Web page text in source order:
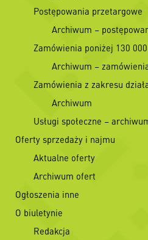
Postępowania przetargowe
Archiwum –
Zamówienia poniżej 130 000
Archiwum –
Zamówienia z zakresu
Archiwum
Usługi społeczne –
Oferty sprzedaży i najmu
Aktualne oferty
Archiwum ofert
Ogłoszenia inne
O biuletynie
Redakcja